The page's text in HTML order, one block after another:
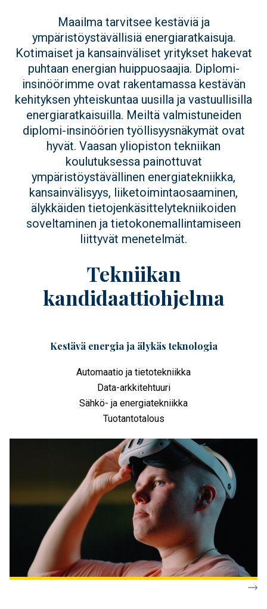
Maailma tarvitsee kestäviä ja
ympäristöystävällisiä energiaratkaisuja.
Kotimaiset ja kansainväliset yritykset hakevat
puhtaan energian huippuosaajia. Diplomi-
insinöörimme ovat rakentamassa kestävän
kehityksen yhteiskuntaa uusilla ja vastuullisilla
energiaratkaisuilla. Meiltä valmistuneiden
diplomi-insinöörien työllisyysnäkymät ovat
hyvät. Vaasan yliopiston tekniikan
koulutuksessa painottuvat
ympäristöystävällinen energiatekniikka,
kansainvälisyys, liiketoimintaosaaminen,
älykkäiden tietojenkäsittelytekniikoiden
soveltaminen ja tietokonemallintamiseen
liittyvät menetelmät.
Tekniikan
kandidaattiohjelma
Kestävä energia ja älykäs teknologia
Automaatio ja tietotekniikka
Data-arkkitehtuuri
Sähkö- ja energiatekniikka
Tuotantotalous